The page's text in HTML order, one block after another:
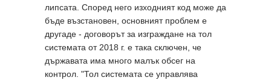
липсата. Според него изходният код може да
бъде възстановен, основният проблем е
другаде - договорът за изграждане на тол
системата от 2018 г. е така сключен, че
държавата има много малък обсег на
контрол. "Тол системата се управлява